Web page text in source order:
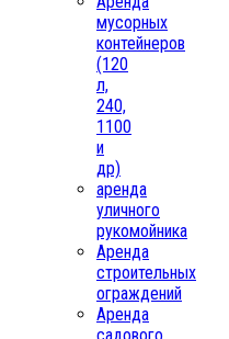
мусорных
контейнеров
(120
л,
240,
1100
и
др)
аренда
уличного
рукомойника
Аренда
строительных
ограждений
Аренда